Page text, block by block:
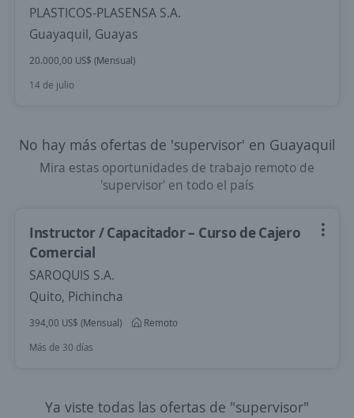
PLASTICOS-PLASENSA S.A.
Guayaquil, Guayas
20.000,00 US$ (Mensual)
14 de julio
No hay más ofertas de 'supervisor' en Guayaquil
Mira estas oportunidades de trabajo remoto de
'supervisor' en todo el país
Instructor / Capacitador – Curso de Cajero
Comercial
SAROQUIS S.A.
Quito, Pichincha
394,00 US$ (Mensual)
Remoto
Más de 30 días
Ya viste todas las ofertas de "supervisor"